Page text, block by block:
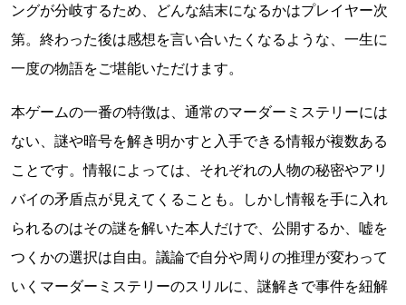
ングが分岐するため、どんな結末になるかはプレイヤー次
第。終わった後は感想を言い合いたくなるような、一生に
一度の物語をご堪能いただけます。
本ゲームの一番の特徴は、通常のマーダーミステリーには
ない、謎や暗号を解き明かすと入手できる情報が複数ある
ことです。情報によっては、それぞれの人物の秘密やアリ
バイの矛盾点が見えてくることも。しかし情報を手に入れ
られるのはその謎を解いた本人だけで、公開するか、嘘を
つくかの選択は自由。議論で自分や周りの推理が変わって
いくマーダーミステリーのスリルに、謎解きで事件を紐解